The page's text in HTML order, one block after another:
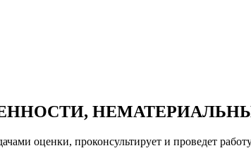
оценки, проконсультирует и проведет